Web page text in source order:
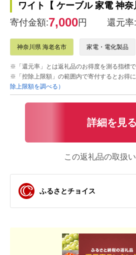
ワイト【 ケーブル 家電 神奈
寄付金額:7,000円 還元率:
神奈川県 海老名市 家電・電化製品
※「還元率」とは返礼品のお得度を測る指標
※「控除上限額」の範囲内で寄付するとお得
除上限額を調べる）
詳細を見る
この返礼品の取扱
ふるさとチョイス